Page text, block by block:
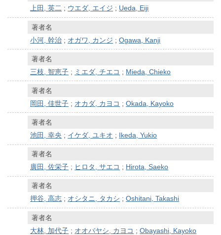
上田, 英二 ; ウエダ, エイジ ; Ueda, Eiji
著者名
小河, 幹治 ; オガワ, カンジ ;Ogawa, Kanji
著者名
三枝, 智恵子 ; ミエダ, チエコ ; Mieda, Chieko
著者名
岡田, 佳世子 ; オカダ, カヨコ ;Okada, Kayoko
著者名
池田, 幸央 ; イケダ, ユキオ ; Ikeda, Yukio
著者名
廣田, 佐栄子 ; ヒロタ, サエコ ; Hirota, Saeko
著者名
押谷, 高志 ; オシタニ, タカシ ;Oshitani, Takashi
著者名
大林, 加代子 ; オオバヤシ, カヨコ ;Obayashi, Kayoko